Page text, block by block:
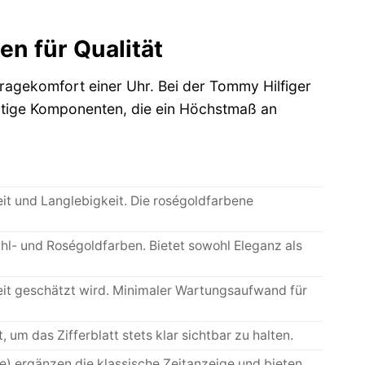
für Qualität
einer Uhr. Bei der Tommy Hilfiger
Komponenten, die ein Höchstmaß an
und Langlebigkeit. Die roségoldfarbene
und Roségoldfarben. Bietet sowohl Eleganz als
geschätzt wird. Minimaler Wartungsaufwand für
um das Zifferblatt stets klar sichtbar zu halten.